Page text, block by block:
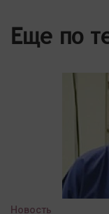
Еще по
Новость